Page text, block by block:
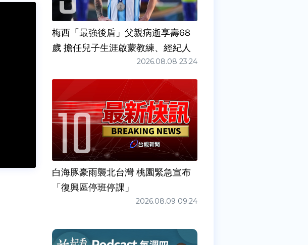
梅西「最強後盾」父親病逝享壽68
歲 擔任兒子生涯啟蒙教練、經紀人
2026.08.08 23:24
白海豚豪雨襲北台灣 桃園緊急宣布
「復興區停班停課」
2026.08.09 09:24